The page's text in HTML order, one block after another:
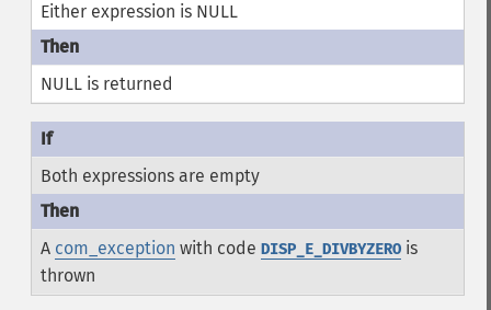
Either expression is NULL
NULL is returned
Both expressions are empty
A com_exception with code DISP_E_DIVBYZEROis
thrown